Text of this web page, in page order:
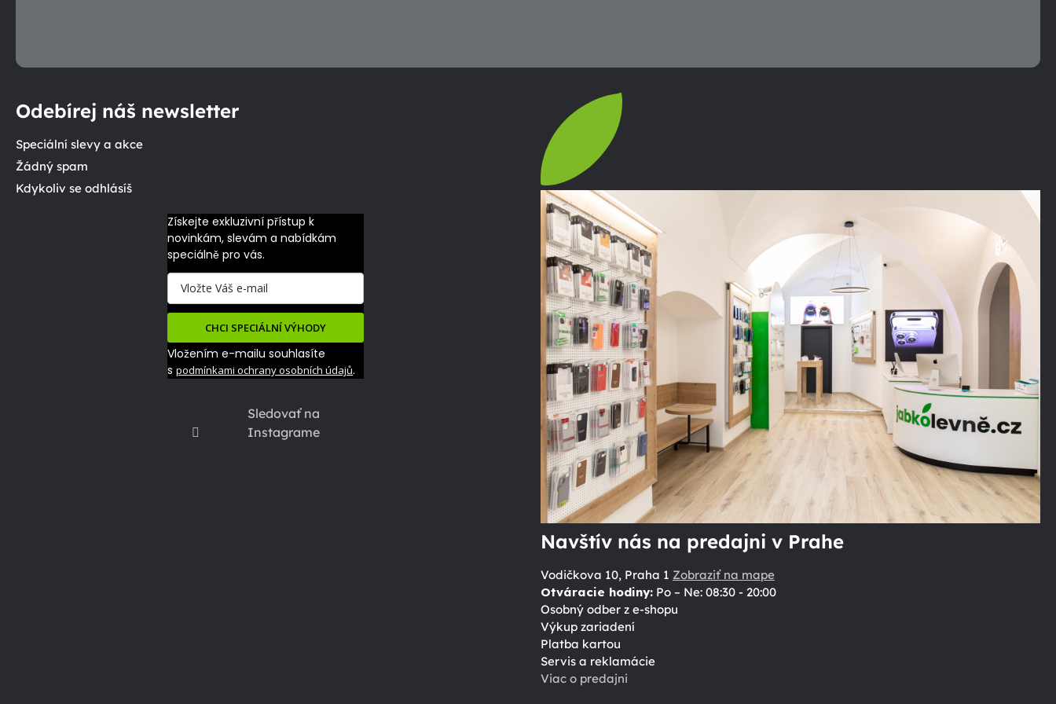
Sledovať na
Instagrame
Odebírej náš newsletter
Speciální slevy a akce
Žádný spam
Kdykoliv se odhlásíš
Získejte exkluzivní přístup k
novinkám, slevám a nabídkám
speciálně pro vás.
CHCI SPECIÁLNÍ VÝHODY
Vložením e-mailu souhlasíte
s podmínkami ochrany osobních údajů.
Navštív nás na predajni v Prahe
Vodičkova 10, Praha 1 Zobraziť na mape
Otváracie hodiny:Po – Ne: 08:30 - 20:00
Osobný odber z e-shopu
Výkup zariadení
Platba kartou
Servis a reklamácie
Viac o predajni